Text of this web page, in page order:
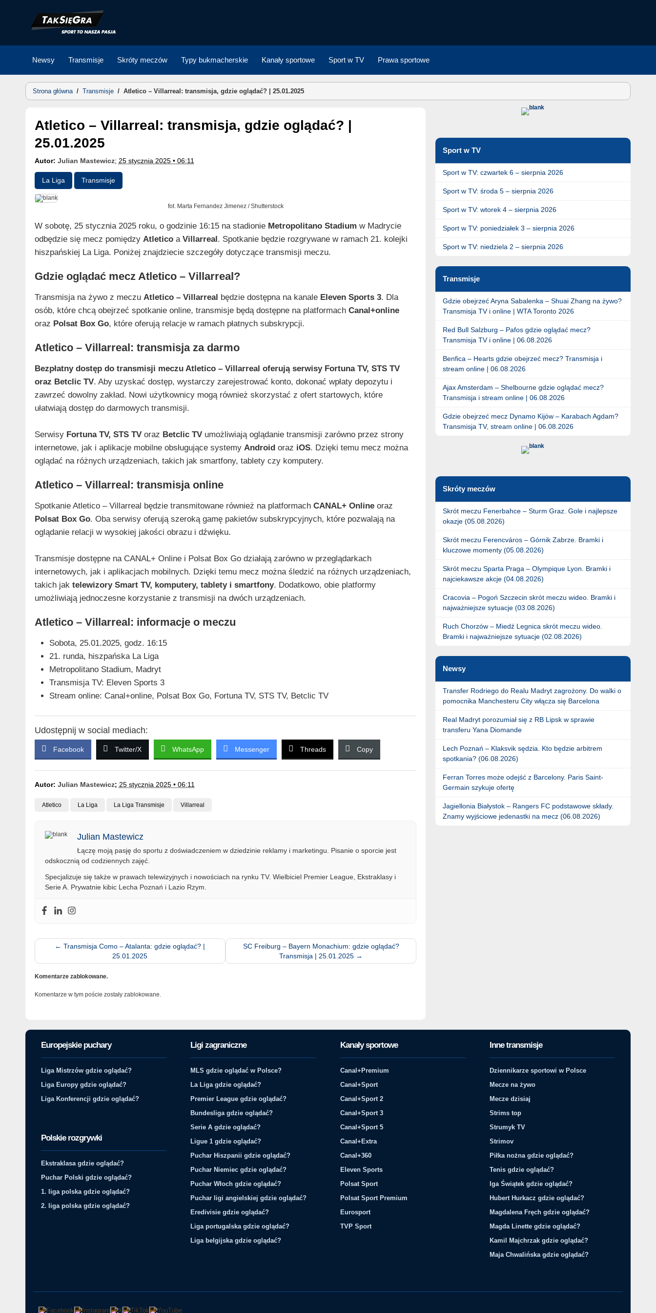
Newsy Transmisje Skróty meczów Typy bukmacherskie Kanały sportowe Sport w TV Prawa sportowe
Strona główna/ Transmisje / Atletico – Villarreal: transmisja, gdzie oglądać? | 25.01.2025
Atletico – Villarreal: transmisja, gdzie oglądać? |
25.01.2025
Autor: Julian Mastewicz; 25 stycznia 2025 • 06:11
La Liga Transmisje
fot. Marta Fernandez Jimenez / Shutterstock
W sobotę, 25 stycznia 2025 roku, o godzinie 16:15 na stadionie Metropolitano Stadium w Madrycie
odbędzie się mecz pomiędzy Atleticoa Villarreal. Spotkanie będzie rozgrywane w ramach 21. kolejki
hiszpańskiej La Liga. Poniżej znajdziecie szczegóły dotyczące transmisji meczu.
Gdzie oglądać mecz Atletico – Villarreal?
Transmisja na żywo z meczu Atletico – Villarreal będzie dostępna na kanale Eleven Sports 3. Dla
osób, które chcą obejrzeć spotkanie online, transmisje będą dostępne na platformach Canal+online
oraz Polsat Box Go, które oferują relacje w ramach płatnych subskrypcji.
Atletico – Villarreal: transmisja za darmo
Bezpłatny dostęp do transmisji meczu Atletico – Villarreal oferują serwisy Fortuna TV, STS TV
oraz Betclic TV. Aby uzyskać dostęp, wystarczy zarejestrować konto, dokonać wpłaty depozytu i
zawrzeć dowolny zakład. Nowi użytkownicy mogą również skorzystać z ofert startowych, które
ułatwiają dostęp do darmowych transmisji.
Serwisy Fortuna TV, STS TVoraz Betclic TVumożliwiają oglądanie transmisji zarówno przez strony
internetowe, jak i aplikacje mobilne obsługujące systemy Androidoraz iOS. Dzięki temu mecz można
oglądać na różnych urządzeniach, takich jak smartfony, tablety czy komputery.
Atletico – Villarreal: transmisja online
Spotkanie Atletico – Villarreal będzie transmitowane również na platformach CANAL+ Onlineoraz
Polsat Box Go. Oba serwisy oferują szeroką gamę pakietów subskrypcyjnych, które pozwalają na
oglądanie relacji w wysokiej jakości obrazu i dźwięku.
Transmisje dostępne na CANAL+ Online i Polsat Box Go działają zarówno w przeglądarkach
internetowych, jak i aplikacjach mobilnych. Dzięki temu mecz można śledzić na różnych urządzeniach,
takich jak telewizory Smart TV, komputery, tablety i smartfony. Dodatkowo, obie platformy
umożliwiają jednoczesne korzystanie z transmisji na dwóch urządzeniach.
Atletico – Villarreal: informacje o meczu
Sobota, 25.01.2025, godz. 16:15
21. runda, hiszpańska La Liga
Metropolitano Stadium, Madryt
Transmisja TV: Eleven Sports 3
Stream online: Canal+online, Polsat Box Go, Fortuna TV, STS TV, Betclic TV
Udostępnij w social mediach:
Facebook Twitter/X WhatsApp Messenger Threads Copy
Autor: Julian Mastewicz; 25 stycznia 2025 • 06:11
Atletico La Liga La Liga Transmisje Villarreal
Julian Mastewicz
Łączę moją pasję do sportu z doświadczeniem w dziedzinie reklamy i marketingu. Pisanie o sporcie jest
odskocznią od codziennych zajęć.
Specjalizuje się także w prawach telewizyjnych i nowościach na rynku TV. Wielbiciel Premier League, Ekstraklasy i
Serie A. Prywatnie kibic Lecha Poznań i Lazio Rzym.
← Transmisja Como – Atalanta: gdzie oglądać? |
25.01.2025
SC Freiburg – Bayern Monachium: gdzie oglądać?
Transmisja | 25.01.2025 →
Komentarze zablokowane.
Komentarze w tym poście zostały zablokowane.
Sport w TV
Sport w TV: czwartek 6 – sierpnia 2026
Sport w TV: środa 5 – sierpnia 2026
Sport w TV: wtorek 4 – sierpnia 2026
Sport w TV: poniedziałek 3 – sierpnia 2026
Sport w TV: niedziela 2 – sierpnia 2026
Transmisje
Gdzie obejrzeć Aryna Sabalenka – Shuai Zhang na żywo?
Transmisja TV i online | WTA Toronto 2026
Red Bull Salzburg – Pafos gdzie oglądać mecz?
Transmisja TV i online | 06.08.2026
Benfica – Hearts gdzie obejrzeć mecz? Transmisja i
stream online | 06.08.2026
Ajax Amsterdam – Shelbourne gdzie oglądać mecz?
Transmisja i stream online | 06.08.2026
Gdzie obejrzeć mecz Dynamo Kijów – Karabach Agdam?
Transmisja TV, stream online | 06.08.2026
Skróty meczów
Skrót meczu Fenerbahce – Sturm Graz. Gole i najlepsze
okazje (05.08.2026)
Skrót meczu Ferencváros – Górnik Zabrze. Bramki i
kluczowe momenty (05.08.2026)
Skrót meczu Sparta Praga – Olympique Lyon. Bramki i
najciekawsze akcje (04.08.2026)
Cracovia – Pogoń Szczecin skrót meczu wideo. Bramki i
najważniejsze sytuacje (03.08.2026)
Ruch Chorzów – Miedź Legnica skrót meczu wideo.
Bramki i najważniejsze sytuacje (02.08.2026)
Newsy
Transfer Rodriego do Realu Madryt zagrożony. Do walki o
pomocnika Manchesteru City włącza się Barcelona
Real Madryt porozumiał się z RB Lipsk w sprawie
transferu Yana Diomande
Lech Poznań – Klaksvik sędzia. Kto będzie arbitrem
spotkania? (06.08.2026)
Ferran Torres może odejść z Barcelony. Paris Saint-
Germain szykuje ofertę
Jagiellonia Białystok – Rangers FC podstawowe składy.
Znamy wyjściowe jedenastki na mecz (06.08.2026)
Europejskie puchary
Liga Mistrzów gdzie oglądać?
Liga Europy gdzie oglądać?
Liga Konferencji gdzie oglądać?
Polskie rozgrywki
Ekstraklasa gdzie oglądać?
Puchar Polski gdzie oglądać?
1. liga polska gdzie oglądać?
2. liga polska gdzie oglądać?
Ligi zagraniczne
MLS gdzie oglądać w Polsce?
La Liga gdzie oglądać?
Premier League gdzie oglądać?
Bundesliga gdzie oglądać?
Serie A gdzie oglądać?
Ligue 1 gdzie oglądać?
Puchar Hiszpanii gdzie oglądać?
Puchar Niemiec gdzie oglądać?
Puchar Włoch gdzie oglądać?
Puchar ligi angielskiej gdzie oglądać?
Eredivisie gdzie oglądać?
Liga portugalska gdzie oglądać?
Liga belgijska gdzie oglądać?
Kanały sportowe
Canal+Premium
Canal+Sport
Canal+Sport 2
Canal+Sport 3
Canal+Sport 5
Canal+Extra
Canal+360
Eleven Sports
Polsat Sport
Polsat Sport Premium
Eurosport
TVP Sport
Inne transmisje
Dziennikarze sportowi w Polsce
Mecze na żywo
Mecze dzisiaj
Strims top
Strumyk TV
Strimov
Piłka nożna gdzie oglądać?
Tenis gdzie oglądać?
Iga Świątek gdzie oglądać?
Hubert Hurkacz gdzie oglądać?
Magdalena Fręch gdzie oglądać?
Magda Linette gdzie oglądać?
Kamil Majchrzak gdzie oglądać?
Maja Chwalińska gdzie oglądać?